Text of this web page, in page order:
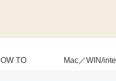
TO Mac／WIN/